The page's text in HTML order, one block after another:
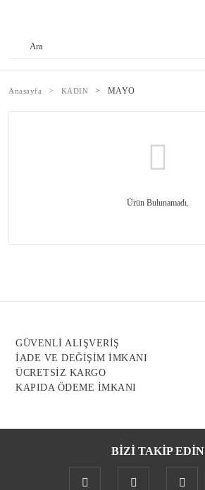
Anasayfa KADIN MAYO
Ürün Bulunamadı.
GÜVENLİ ALIŞVERİŞ
İADE VE DEĞİŞİM İMKANI
ÜCRETSİZ KARGO
KAPIDA ÖDEME İMKANI
BİZİ TAKİP EDİN